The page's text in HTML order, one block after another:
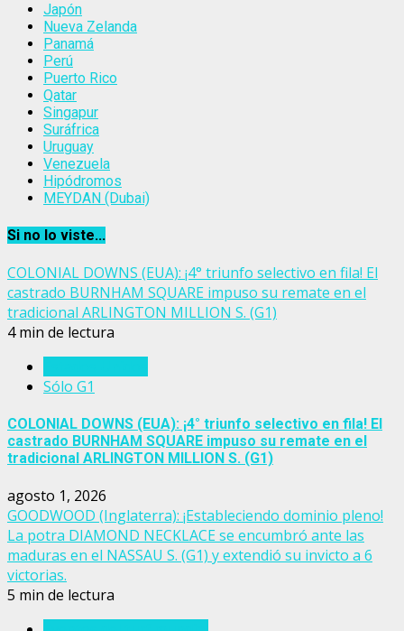
Japón
Nueva Zelanda
Panamá
Perú
Puerto Rico
Qatar
Singapur
Suráfrica
Uruguay
Venezuela
Hipódromos
MEYDAN (Dubai)
Si no lo viste...
COLONIAL DOWNS (EUA): ¡4° triunfo selectivo en fila! El
castrado BURNHAM SQUARE impuso su remate en el
tradicional ARLINGTON MILLION S. (G1)
4 min de lectura
Sólo G1
COLONIAL DOWNS (EUA): ¡4° triunfo selectivo en fila! El
castrado BURNHAM SQUARE impuso su remate en el
tradicional ARLINGTON MILLION S. (G1)
agosto 1, 2026
GOODWOOD (Inglaterra): ¡Estableciendo dominio pleno!
La potra DIAMOND NECKLACE se encumbró ante las
maduras en el NASSAU S. (G1) y extendió su invicto a 6
victorias.
5 min de lectura